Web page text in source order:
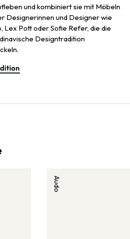
und kombiniert sie mit Möbeln
Designerinnen und Designer wie
Lex Pott oder Sofie Refer, die die
Designtradition
Audo